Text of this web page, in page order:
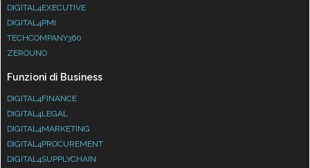
DIGITAL4EXECUTIVE
DIGITAL4PMI
TECHCOMPANY360
ZEROUNO
Funzioni di Business
DIGITAL4FINANCE
DIGITAL4LEGAL
DIGITAL4MARKETING
DIGITAL4PROCUREMENT
DIGITAL4SUPPLYCHAIN